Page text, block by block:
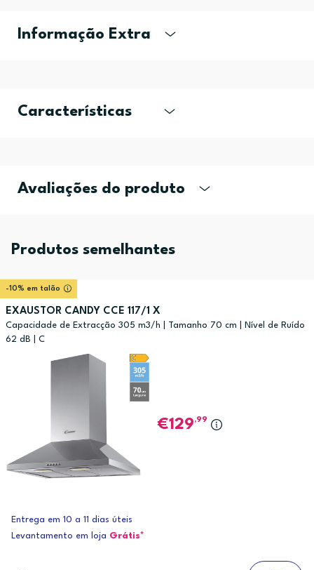
Informação Extra
Características
Avaliações do produto
Produtos semelhantes
-10% em talão
EXAUSTOR CANDY CCE 117/1 X
Capacidade de Extracção 305 m3/h | Tamanho 70 cm | Nível de Ruído
62 dB | C
129,99
Entrega em 10 a 11 dias úteis
Levantamento em loja Grátis*